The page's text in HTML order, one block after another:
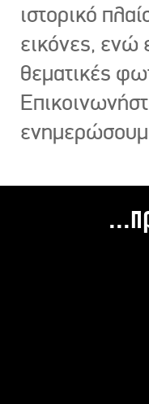
ιστορικό
εικόνες, ενώ
θεματικές